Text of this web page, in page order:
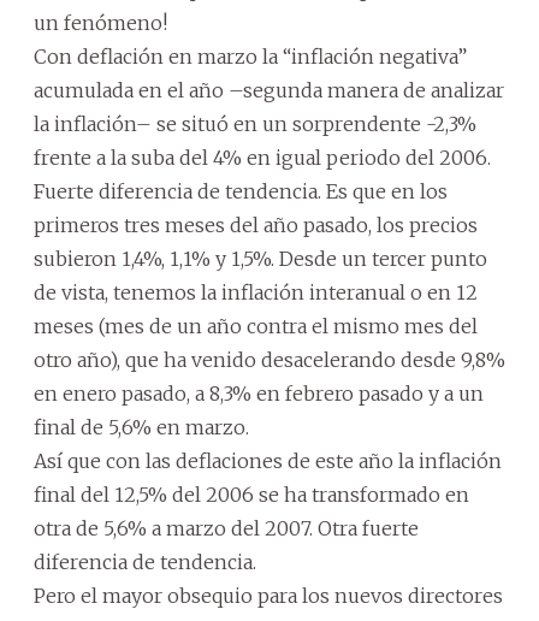
un fenómeno!
Con deflación en marzo la “inflación negativa”
acumulada en el año –segunda manera de analizar
la inflación– se situó en un sorprendente -2,3%
frente a la suba del 4% en igual periodo del 2006.
Fuerte diferencia de tendencia. Es que en los
primeros tres meses del año pasado, los precios
subieron 1,4%, 1,1% y 1,5%. Desde un tercer punto
de vista, tenemos la inflación interanual o en 12
meses (mes de un año contra el mismo mes del
otro año), que ha venido desacelerando desde 9,8%
en enero pasado, a 8,3% en febrero pasado y a un
final de 5,6% en marzo.
Así que con las deflaciones de este año la inflación
final del 12,5% del 2006 se ha transformado en
otra de 5,6% a marzo del 2007. Otra fuerte
diferencia de tendencia.
Pero el mayor obsequio para los nuevos directores